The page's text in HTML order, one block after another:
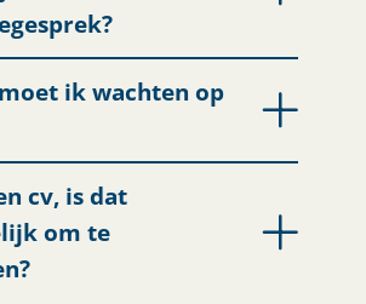
ik wachten op
cv, is dat
om te